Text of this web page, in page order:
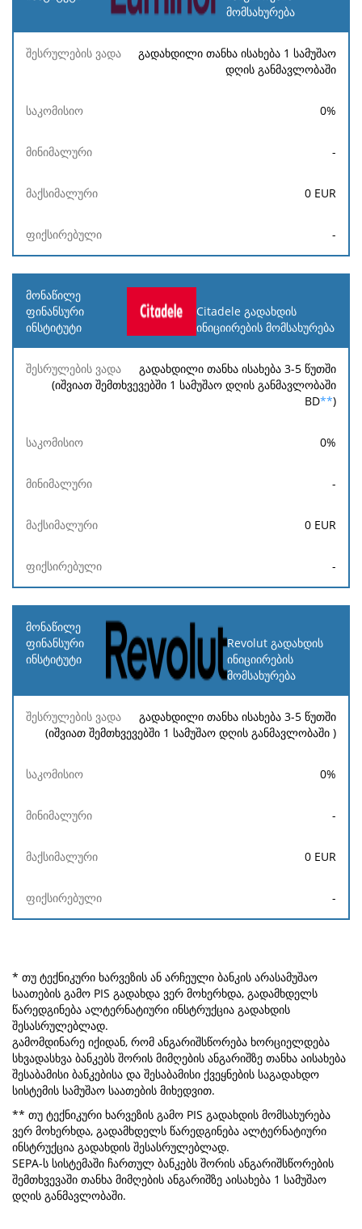
მომსახურება
გადახდილი თანხა ისახება 1 სამუშაო
დღის განმავლობაში
0%
-
0 EUR
-
Citadele გადახდის
ინიციირების მომსახურება
გადახდილი თანხა ისახება 3-5 წუთში
(იშვიათ შემთხვევებში 1 სამუშაო დღის განმავლობაში
BD**)
0%
-
0 EUR
-
Revolut გადახდის
ინიციირების
მომსახურება
გადახდილი თანხა ისახება 3-5 წუთში
(იშვიათ შემთხვევებში 1 სამუშაო დღის განმავლობაში )
0%
-
0 EUR
-
* თუ ტექნიკური ხარვეზის ან არჩეული ბანკის არასამუშაო
საათების გამო PIS გადახდა ვერ მოხერხდა, გადამხდელს
წარედგინება ალტერნატიური ინსტრუქცია გადახდის
შესასრულებლად.
გამომდინარე იქიდან, რომ ანგარიშსწორება ხორციელდება
სხვადასხვა ბანკებს შორის მიმღების ანგარიშზე თანხა აისახება
შესაბამისი ბანკებისა და შესაბამისი ქვეყნების საგადახდო
სისტემის სამუშაო საათების მიხედვით.
** თუ ტექნიკური ხარვეზის გამო PIS გადახდის მომსახურება
ვერ მოხერხდა, გადამხდელს წარედგინება ალტერნატიური
ინსტრუქცია გადახდის შესასრულებლად.
SEPA-ს სისტემაში ჩართულ ბანკებს შორის ანგარიშსწორების
შემთხვევაში თანხა მიმღების ანგარიშზე აისახება 1 სამუშაო
დღის განმავლობაში.